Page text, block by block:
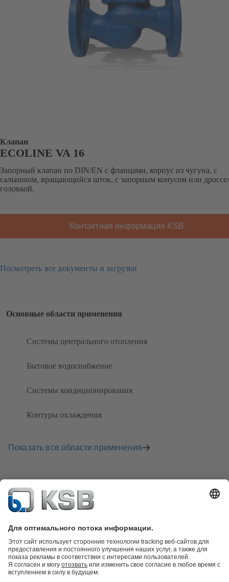
Клапан
ECOLINE VA 16
Запорный клапан по DIN/EN с фланцами, корпус из чугуна, с
сальником, вращающийся шток, с запорным конусом или
головкой.
Контактная информация KSB
Посмотреть все документы и загрузки
Основные области применения
Системы центрального отопления
Бытовое водоснабжение
Системы кондиционирования
Контуры охлаждения
Показать все области применения